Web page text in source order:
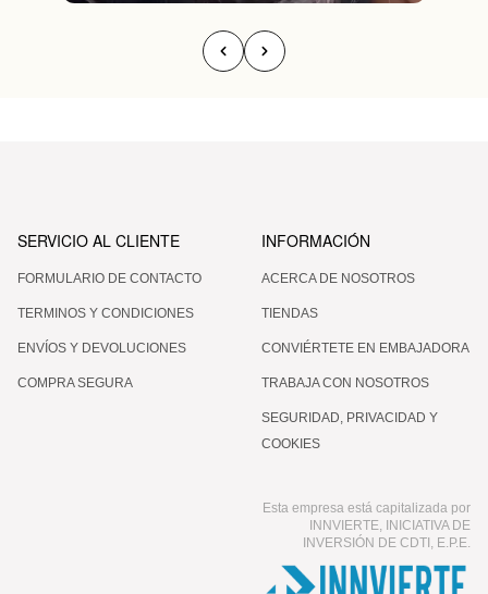
SERVICIO AL CLIENTE
FORMULARIO DE CONTACTO
TERMINOS Y CONDICIONES
ENVÍOS Y DEVOLUCIONES
COMPRA SEGURA
INFORMACIÓN
ACERCA DE NOSOTROS
TIENDAS
CONVIÉRTETE EN EMBAJADORA
TRABAJA CON NOSOTROS
SEGURIDAD, PRIVACIDAD Y
COOKIES
Esta empresa está capitalizada por
INNVIERTE, INICIATIVA DE
INVERSIÓN DE CDTI, E.P.E.